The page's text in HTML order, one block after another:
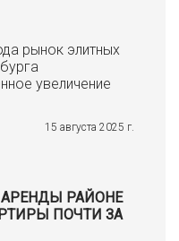
рынок элитных
увеличение
15 августа 2025 г.
РАЙОНЕ
ПОЧТИ ЗА